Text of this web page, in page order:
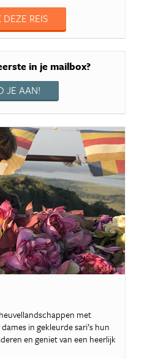
DEZE REIS
in je mailbox?
JE AAN!
met
in gekleurde sari’s hun
en geniet van een heerlijk